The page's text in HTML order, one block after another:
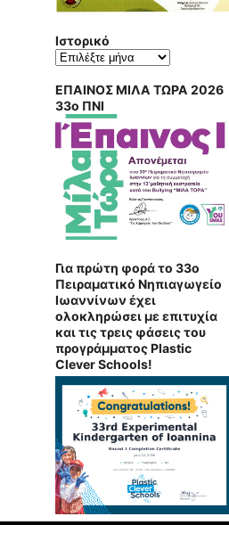
Ιστορικό
Ιστορικό
ΕΠΑΙΝΟΣ ΜΙΛΑ ΤΩΡΑ 2026
33ο ΠΝΙ
Για πρώτη φορά το 33ο
Πειραματικό Νηπιαγωγείο
Ιωαννίνων έχει
ολοκληρώσει με επιτυχία
και τις τρεις φάσεις του
προγράμματος Plastic
Clever Schools!